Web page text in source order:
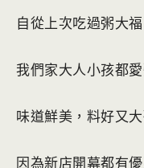
自從上次吃過粥大
我們家大人小孩都
味道鮮美，料好又
因為新店開幕都有